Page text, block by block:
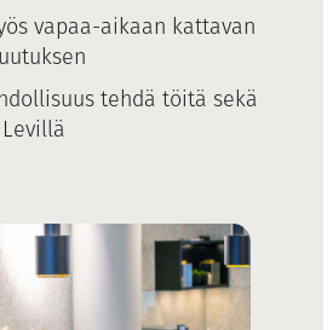
vapaa-aikaan kattavan
tehdä töitä sekä